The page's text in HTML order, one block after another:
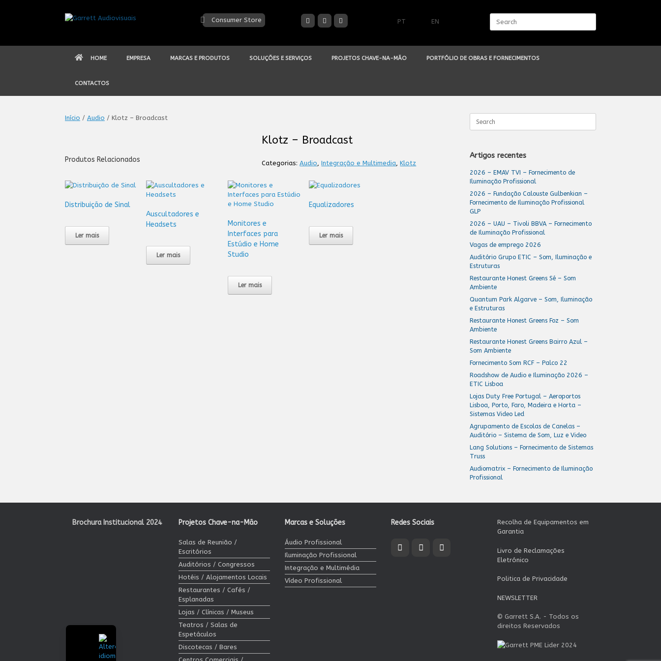
Consumer Store PT EN
HOME EMPRESA MARCAS E PRODUTOS SOLUÇÕES E SERVIÇOS PROJETOS CHAVE-NA-MÃO PORTFÓLIO DE OBRAS E FORNECIMENTOS
CONTACTOS
Início / Audio / Klotz – Broadcast
Klotz – Broadcast
Categorias:Audio,Integração e Multimedia,Klotz
Produtos Relacionados
Distribuição de Sinal
Ler mais
Auscultadores e
Headsets
Ler mais
Monitores e
Interfaces para
Estúdio e Home
Studio
Ler mais
Equalizadores
Ler mais
for:
Artigos recentes
2026 – EMAV TVI – Fornecimento de
Iluminação Profissional
2026 – Fundação Calouste Gulbenkian –
Fornecimento de Iluminação Profissional
GLP
2026 – UAU – Tivoli BBVA – Fornecimento
de Iluminação Profissional
Vagas de emprego 2026
Auditório Grupo ETIC – Som, Iluminação e
Estruturas
Restaurante Honest Greens Sé – Som
Ambiente
Quantum Park Algarve – Som, Iluminação
e Estruturas
Restaurante Honest Greens Foz – Som
Ambiente
Restaurante Honest Greens Bairro Azul –
Som Ambiente
Fornecimento Som RCF – Palco 22
Roadshow de Audio e Iluminação 2026 –
ETIC Lisboa
Lojas Duty Free Portugal – Aeroportos
Lisboa, Porto, Faro, Madeira e Horta –
Sistemas Video Led
Agrupamento de Escolas de Canelas –
Auditório – Sistema de Som, Luz e Video
Lang Solutions – Fornecimento de Sistemas
Truss
Audiomatrix – Fornecimento de Iluminação
Profissional
Brochura Institucional 2024 Projetos Chave-na-Mão
Salas de Reunião /
Escritórios
Auditórios / Congressos
Hotéis / Alojamentos Locais
Restaurantes / Cafés /
Esplanadas
Lojas / Clínicas / Museus
Teatros / Salas de
Espetáculos
Discotecas / Bares
Marcas e Soluções
Áudio Profissional
Iluminação Profissional
Integração e Multimédia
Vídeo Profissional
Redes Sociais
Recolha de Equipamentos em
Garantia
Livro de Reclamações
Eletrónico
Politica de Privacidade
NEWSLETTER
© Garrett S.A. - Todos os
direitos Reservados